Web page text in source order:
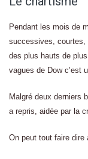
Pendant les mois de
successives, courtes,
des plus hauts de
vagues de Dow c’est
Malgré deux derniers
a repris, aidée par la
On peut tout faire dire